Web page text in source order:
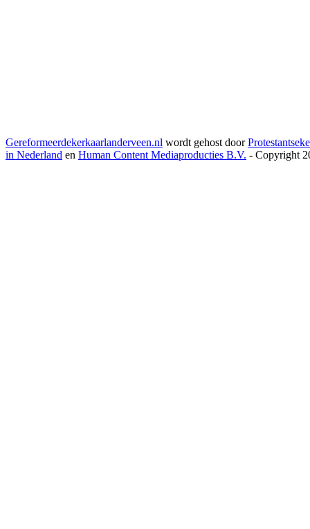
Gereformeerdekerkaarlanderveen.nl wordt gehost door
in Nederland en Human Content Mediaproducties B.V. - Copyright